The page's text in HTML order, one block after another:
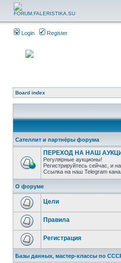
Login Register
Board index
Сателлит и партнёры форума
ПЕРЕХОД НА НАШ
Регулярные аукционы!
Регистрируйтесь сейчас, и
Ссылка на наш Telegram
О форуме
Цели
Правила
Регистрация
Базы данных, мастер-классы по